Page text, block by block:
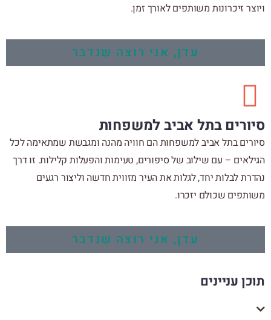
ויוצר זיכרונות משותפים לאורך זמן.
עדן, אני רוצה שנדבר
סיורים בתל אביב למשפחות
סיורים בתל אביב למשפחות הם חוויה מהנה ומגבשת שמתאימה לכל
הגילאים – עם שילוב של סיפורים, טעימות והפעלות קלילות. זו דרך
נהדרת לבלות יחד, לגלות את העיר מזווית חדשה וליצור רגעים
משותפים שכולם יזכרו.
עדן, אני רוצה שנדבר
תוכן עניינים